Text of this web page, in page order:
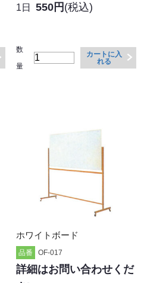
1日 550円 (税込)
数
量
カートに入
れる
ホワイトボード
品番 OF-017
詳細はお問い合わせくだ